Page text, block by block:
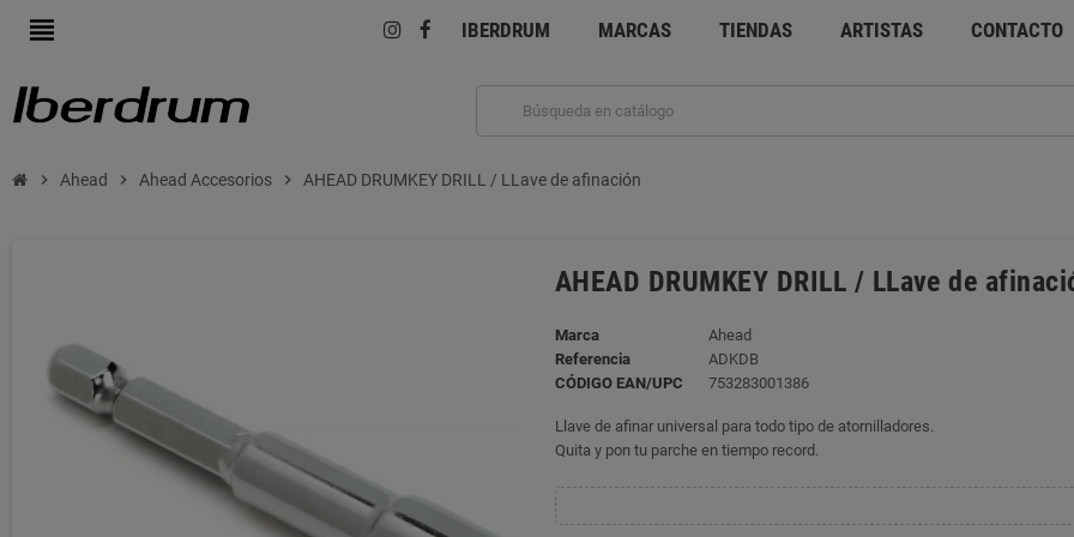
view_headline IBERDRUM MARCAS TIENDAS ARTISTAS CONTACTO
chevron_right Ahead chevron_right Ahead Accesorios chevron_right AHEAD DRUMKEY DRILL / LLave de afinación
AHEAD DRUMKEY DRILL / LLave de
Marca
Ahead
Referencia
ADKDB
CÓDIGO EAN/UPC
753283001386
Llave de afinar universal para todo tipo de atornilladores.
Quita y pon tu parche en tiempo record.